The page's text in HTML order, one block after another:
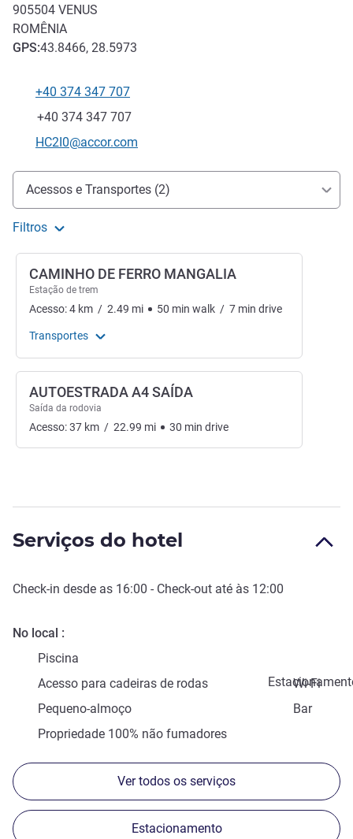
905504 VENUS
ROMÊNIA
GPS:43.8466, 28.5973
Telefone
+40 374 347 707
Fax
+40 374 347 707
E-mail de contacto
HC2I0@accor.com
Acesso e transporte
Acessos e Transportes (2)
Filtros
CAMINHO DE FERRO MANGALIA
Estação de trem
Acesso:4 km / 2.49 mi 50 min walk / 7 min drive
Transportes
AUTOESTRADA A4 SAÍDA
Saída da rodovia
Acesso:37 km / 22.99 mi 30 min drive
Serviços do hotel
Check-in desde as 16:00 - Check-out até às 12:00
No local
Piscina
Acesso para cadeiras de rodas
Wi-Fi
Pequeno-almoço
Bar
Propriedade 100% não fumadores
Ver todos os serviços
Estacionamento